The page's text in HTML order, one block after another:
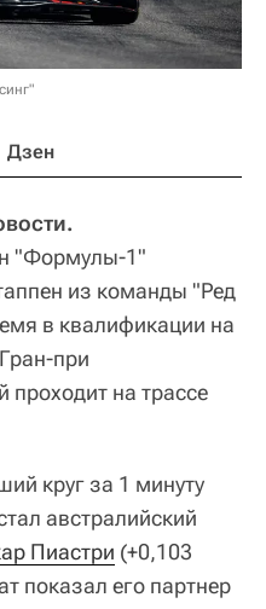
Дзен
"Формулы-1"
из команды "Ред
в квалификации на
при
проходит на трассе
круг за 1 минуту
австралийский
Пиастри (+0,103
показал его партнер